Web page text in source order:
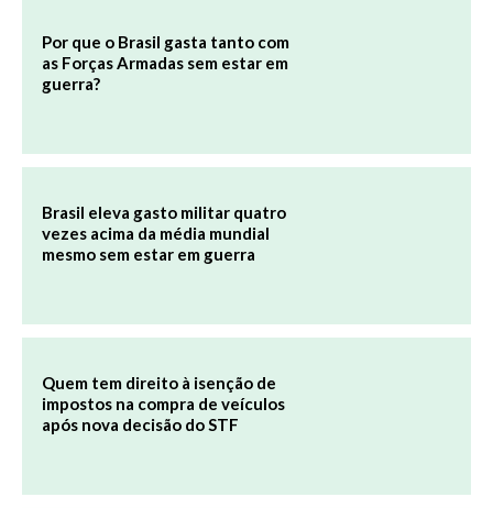
Por que o Brasil gasta tanto com
as Forças Armadas sem estar em
guerra?
Brasil eleva gasto militar quatro
vezes acima da média mundial
mesmo sem estar em guerra
Quem tem direito à isenção de
impostos na compra de veículos
após nova decisão do STF